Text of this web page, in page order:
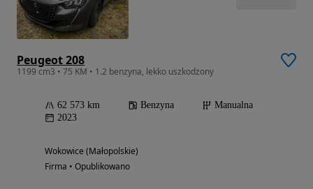
Peugeot 208
1199 cm3 • 75 KM • 1.2 benzyna, lekko uszkodzony
62 573 km Benzyna
Manualna
2023
Wokowice (Małopolskie)
Firma • Opublikowano